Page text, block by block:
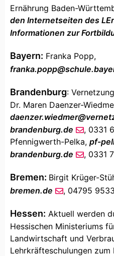
Ernährung Baden-
den Internetseiten des
Informationen zur
Bayern: Franka Popp,
franka.popp@
Brandenburg:
Dr. Maren Daenzer-
daenzer.wiedmer@
brandenburg.de
, 0331
Pfennigwerth-Pelka, pf-
brandenburg.de , 0331
Bremen: Birgit Krüger-
bremen.de , 04795
Hessen: Aktuell werden
Hessischen Ministeriums
Landwirtschaft und
Lehrkräfteschulungen zum